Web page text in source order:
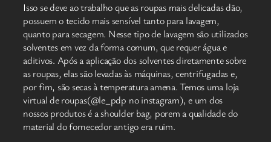
Isso se deve ao trabalho que as roupas mais delicadas dão,
possuem o tecido mais sensível tanto para lavagem,
quanto para secagem. Nesse tipo de lavagem são utilizados
solventes em vez da forma comum, que requer água e
aditivos. Após a aplicação dos solventes diretamente sobre
as roupas, elas são levadas às máquinas, centrifugadas e,
por fim, são secas à temperatura amena. Temos uma loja
virtual de roupas(@le_pdp no instagram), e um dos
nossos produtos é a shoulder bag, porem a qualidade do
material do fornecedor antigo era ruim.